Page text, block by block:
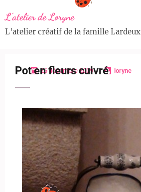
au
contenu
Entrée)
L'atelier de Loryne
L'atelier créatif de la famille Lardeux
26 décembre 2009 loryne
Pot en fleurs cuivré